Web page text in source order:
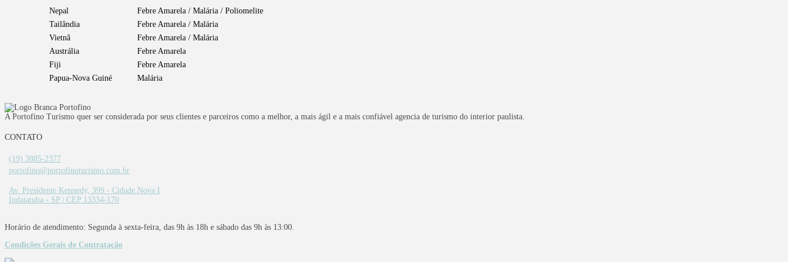
Nepal
Febre Amarela / Malária / Poliomelite
Tailândia
Febre Amarela / Malária
Vietnã
Febre Amarela / Malária
Austrália
Febre Amarela
Fiji
Febre Amarela
Papua-Nova Guiné
Malária
A Portofino Turismo quer ser considerada por seus clientes e parceiros como a melhor, a mais ágil e a mais confiável agencia de turismo do interior paulista.
CONTATO
(19) 3885-2377
portofino@portofinoturismo.com.br
Av. Presidente Kennedy, 399 - Cidade Nova I
Indaiatuba - SP | CEP 13334-170
Horário de atendimento: Segunda à sexta-feira, das 9h às 18h e sábado das 9h às 13:00.
Condições Gerais de Contratação